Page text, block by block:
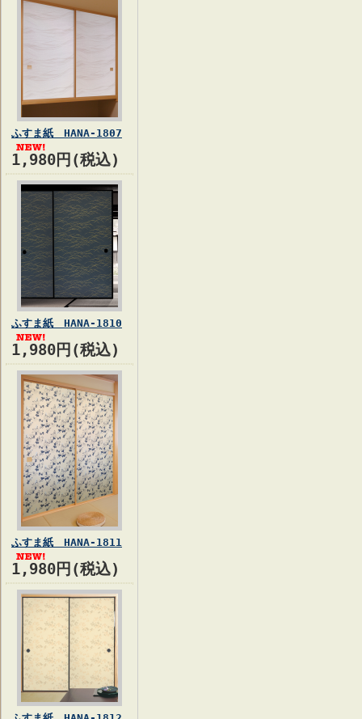
ふすま紙 HANA-1807
1,980円(税込)
ふすま紙 HANA-1810
1,980円(税込)
ふすま紙 HANA-1811
1,980円(税込)